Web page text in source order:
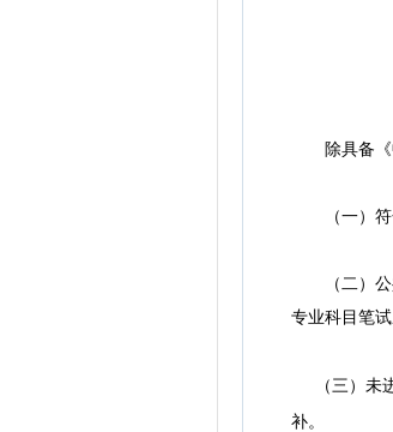
除具备《中
（一）符
（二）公共
专业科目笔
（三）未进
补。